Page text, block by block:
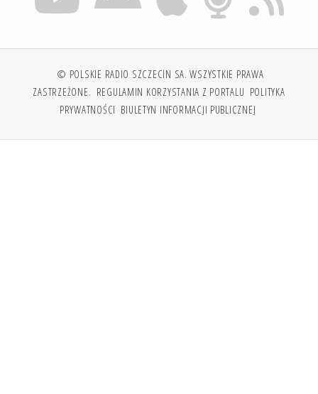
© POLSKIE RADIO SZCZECIN SA. WSZYSTKIE PRAWA
ZASTRZEŻONE. REGULAMIN KORZYSTANIA Z PORTALU POLITYKA
PRYWATNOŚCI BIULETYN INFORMACJI PUBLICZNEJ